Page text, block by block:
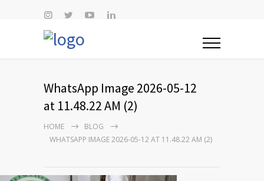
WhatsApp Image 2026-05-12
at 11.48.22 AM (2)
HOME
BLOG
WHATSAPP IMAGE 2026-05-12 AT 11.48.22 AM (2)